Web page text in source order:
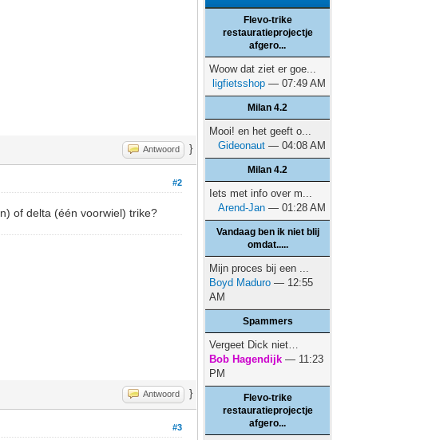
Antwoord }
#2
of delta (één voorwiel) trike?
Antwoord }
#3
Flevo-trike
restauratieprojectje
afgero...
Woow dat ziet er goe...
ligfietsshop — 07:49 AM
Milan 4.2
Mooi! en het geeft o...
Gideonaut — 04:08 AM
Milan 4.2
Iets met info over m...
Arend-Jan — 01:28 AM
Vandaag ben ik niet blij
omdat.....
Mijn proces bij een ...
Boyd Maduro — 12:55
AM
Spammers
Vergeet Dick niet…
Bob Hagendijk — 11:23
PM
Flevo-trike
restauratieprojectje
afgero...